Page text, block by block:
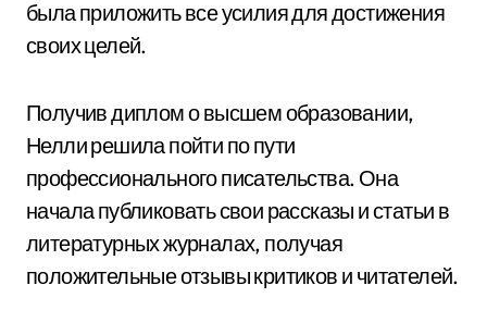
была приложить все усилия для достижения
своих целей.
Получив диплом о высшем образовании,
Нелли решила пойти по пути
профессионального писательства. Она
начала публиковать свои рассказы и статьи в
литературных журналах, получая
положительные отзывы критиков и читателей.